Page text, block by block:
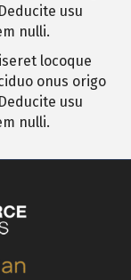
usu
nulli.
locoque
onus origo
usu
nulli.